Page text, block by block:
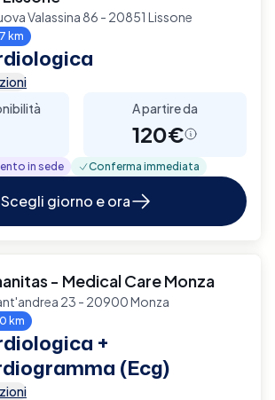
Valassina 86 - 20851 Lissone
km
A partire da
120€
in sede Conferma immediata
Scegli giorno e ora
- Medical Care Monza
23 - 20900 Monza
km
+
(Ecg)